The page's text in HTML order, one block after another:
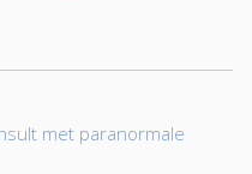
met paranormale